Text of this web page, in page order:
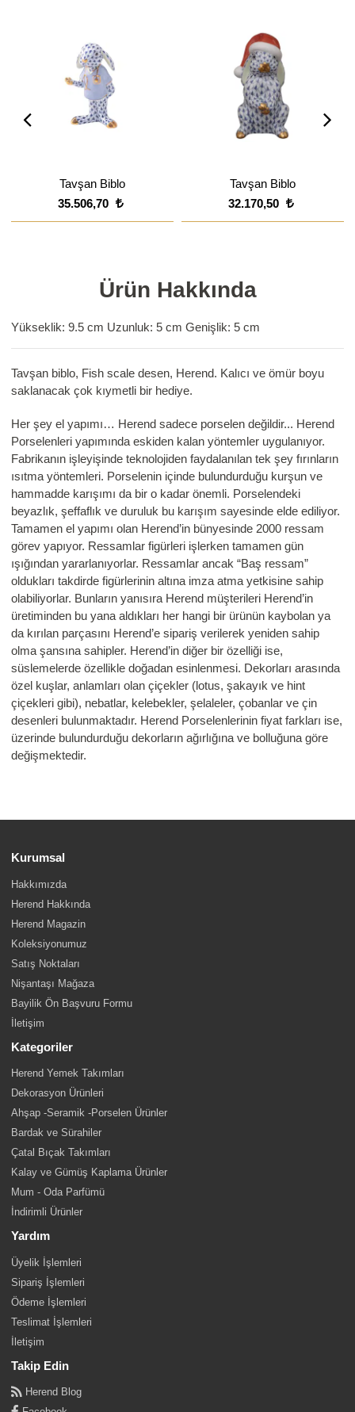
Tavşan Biblo
35.506,70
Tavşan Biblo
32.170,50
Ürün Hakkında
Yükseklik: 9.5 cm Uzunluk: 5 cmGenişlik: 5 cm
Tavşan biblo, Fish scale desen, Herend. Kalıcı ve ömür boyu
saklanacak çok kıymetli bir hediye.
Her şey el yapımı… Herend sadece porselen değildir... Herend
Porselenleri yapımında eskiden kalan yöntemler uygulanıyor.
Fabrikanın işleyişinde teknolojiden faydalanılan tek şey fırınların
ısıtma yöntemleri. Porselenin içinde bulundurduğu kurşun ve
hammadde karışımı da bir o kadar önemli. Porselendeki
beyazlık, şeffaflık ve duruluk bu karışım sayesinde elde ediliyor.
Tamamen el yapımı olan Herend’in bünyesinde 2000 ressam
görev yapıyor. Ressamlar figürleri işlerken tamamen gün
ışığından yararlanıyorlar. Ressamlar ancak “Baş ressam”
oldukları takdirde figürlerinin altına imza atma yetkisine sahip
olabiliyorlar. Bunların yanısıra Herend müşterileri Herend’in
üretiminden bu yana aldıkları her hangi bir ürünün kaybolan ya
da kırılan parçasını Herend’e sipariş verilerek yeniden sahip
olma şansına sahipler. Herend’in diğer bir özelliği ise,
süslemelerde özellikle doğadan esinlenmesi. Dekorları arasında
özel kuşlar, anlamları olan çiçekler (lotus, şakayık ve hint
çiçekleri gibi), nebatlar, kelebekler, şelaleler, çobanlar ve çin
desenleri bulunmaktadır. Herend Porselenlerinin fiyat farkları ise,
üzerinde bulundurduğu dekorların ağırlığına ve bolluğuna göre
değişmektedir.
Kurumsal
Hakkımızda
Herend Hakkında
Herend Magazin
Koleksiyonumuz
Satış Noktaları
Nişantaşı Mağaza
Bayilik Ön Başvuru Formu
İletişim
Kategoriler
Herend Yemek Takımları
Dekorasyon Ürünleri
Ahşap -Seramik -Porselen Ürünler
Bardak ve Sürahiler
Çatal Bıçak Takımları
Kalay ve Gümüş Kaplama Ürünler
Mum - Oda Parfümü
İndirimli Ürünler
Yardım
Üyelik İşlemleri
Sipariş İşlemleri
Ödeme İşlemleri
Teslimat İşlemleri
İletişim
Takip Edin
Herend Blog